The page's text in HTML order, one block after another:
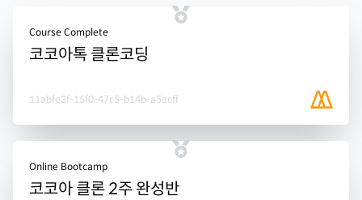
Course Complete
코코아톡 클론코딩
11abfe3f-15f0-47c5-b14b-a5acff
Online Bootcamp
코코아 클론 2주 완성반